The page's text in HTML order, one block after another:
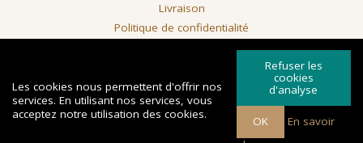
Livraison
Politique de confidentialité
Conditions générales de vente
SUIVEZ-NOUS
Les cookies nous permettent d'offrir nos
services. En utilisant nos services, vous
acceptez notre utilisation des cookies.
Refuser les
cookies
d'analyse
OK
En savoir